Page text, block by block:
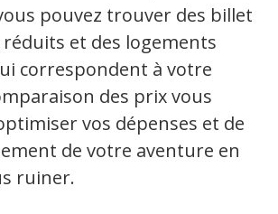
pouvez trouver des billets
réduits et des logements
correspondent à votre
des prix vous
vos dépenses et de
de votre aventure en
ruiner.